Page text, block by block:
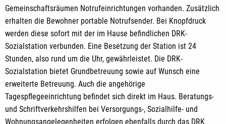
Gemeinschaftsräumen Notrufeinrichtungen vorhanden. Zusätzlich
erhalten die Bewohner portable Notrufsender. Bei Knopfdruck
werden diese sofort mit der im Hause befindlichen DRK-
Sozialstation verbunden. Eine Besetzung der Station ist 24
Stunden, also rund um die Uhr, gewährleistet. Die DRK-
Sozialstation bietet Grundbetreuung sowie auf Wunsch eine
erweiterte Betreuung. Auch die angehörige
Tagespflegeeinrichtung befindet sich direkt im Haus. Beratungs-
und Schriftverkehrshilfen bei Versorgungs-, Sozialhilfe- und
Wohnungsangelegenheiten erfolgen ebenfalls durch das DRK.